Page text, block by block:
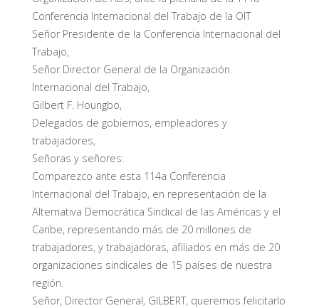
Conferencia Internacional del Trabajo de la OIT
Señor Presidente de la Conferencia Internacional del
Trabajo,
Señor Director General de la Organización
Internacional del Trabajo,
Gilbert F. Houngbo,
Delegados de gobiernos, empleadores y
trabajadores,
Señoras y señores:
Comparezco ante esta 114a Conferencia
Internacional del Trabajo, en representación de la
Alternativa Democrática Sindical de las Américas y el
Caribe, representando más de 20 millones de
trabajadores, y trabajadoras, afiliados en más de 20
organizaciones sindicales de 15 países de nuestra
región.
Señor, Director General, GILBERT, queremos felicitarlo